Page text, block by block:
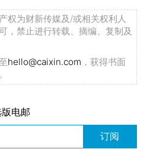
权为财新传媒及/或相关权利人
，禁止进行转载、摘编、复制及
hello@caixin.com ，获得书面
电邮
订阅